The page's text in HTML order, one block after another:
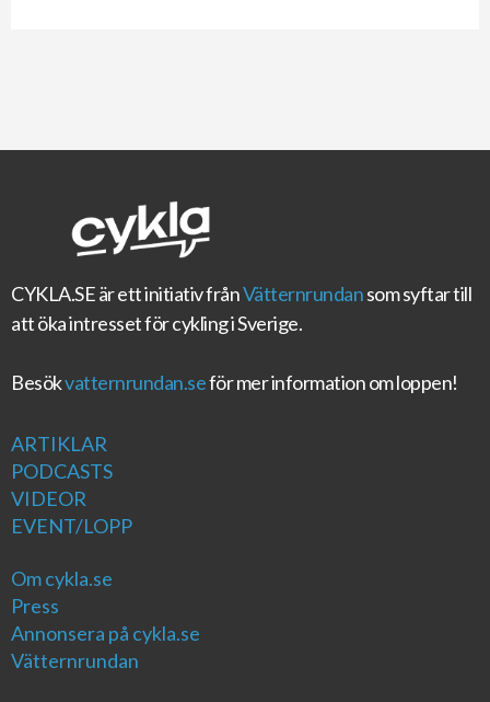
CYKLA.SEär ett initiativ frånVätternrundansom syftar till
att öka intresset för cykling i Sverige.
Besökvatternrundan.seför mer information om loppen!
ARTIKLAR
PODCASTS
VIDEOR
EVENT/LOPP
Om cykla.se
Press
Annonsera på cykla.se
Vätternrundan